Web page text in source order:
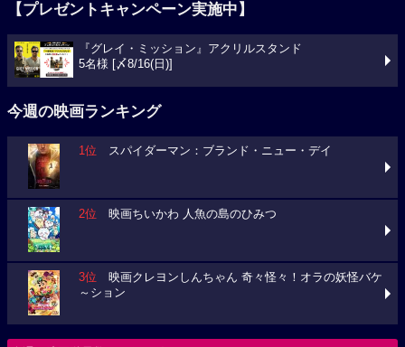
【プレゼントキャンペーン実施中】
『グレイ・ミッション』アクリルスタンド
5名様 [〆8/16(日)]
今週の映画ランキング
1位 スパイダーマン：ブランド・ニュー・デイ
2位 映画ちいかわ 人魚の島のひみつ
3位 映画クレヨンしんちゃん 奇々怪々！オラの妖怪バケ
～ション